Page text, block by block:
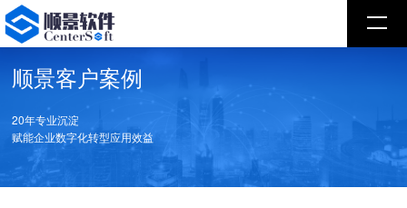
顺景客户案例
20年专业沉淀
赋能企业数字化转型应用效益